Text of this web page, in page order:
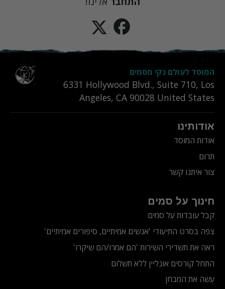
המוסד לעולם נקי מסמים
6331‎ Hollywood Blvd., Suite 710, Los
Angeles, CA 90028 United States
אודותינו
אודות המוסד
תרום
צור איתנו קשר
חינוך על סמים
קבל עובדות על סמים
צפה בסרט התיעודי 'אנשים אמיתיים, סיפורים אמיתיים'
ראה את תשדירי השירות 'הם אמרו/הם שיקרו'
התחל קורסים אונליין ללא תשלום
עשה את המבחן